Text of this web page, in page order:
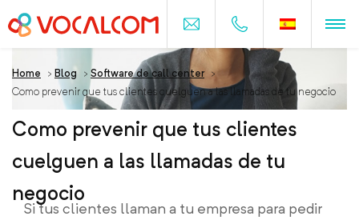
Home > Blog > Software de call center >
Como prevenir que tus clientes cuelguen a las llamadas de tu negocio
Como prevenir que tus clientes
cuelguen a las llamadas de tu
negocio
Si tus clientes llaman a tu empresa para pedir